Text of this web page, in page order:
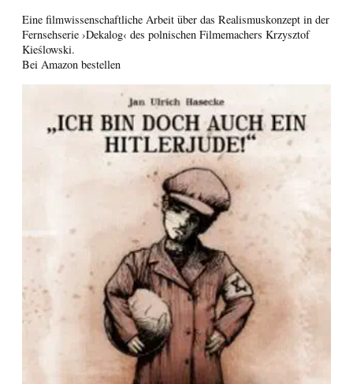
Eine filmwissenschaftliche Arbeit über das Realismuskonzept in der
Fernsehserie ›Dekalog‹ des polnischen Filmemachers Krzysztof
Kieślowski.
Bei Amazon bestellen